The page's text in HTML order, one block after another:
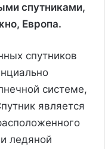
спутниками,
Европа.
спутников
системе,
является
ледяной